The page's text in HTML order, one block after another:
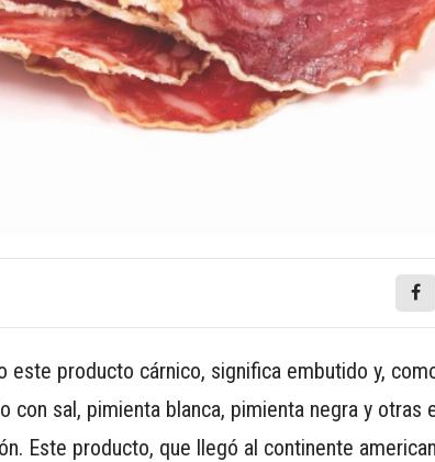
producto cárnico, significa embutido y,
sal, pimienta blanca, pimienta negra y otras
Este producto, que llegó al continente